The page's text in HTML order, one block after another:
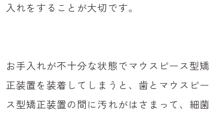
入れをすることが大切です。
お手入れが不十分な状態でマウスピース型矯
正装置を装着してしまうと、歯とマウスピー
ス型矯正装置の間に汚れがはさまって、細菌